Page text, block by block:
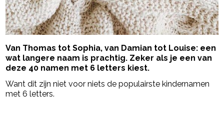
Van Thomas tot Sophia, van Damian tot Louise: een
wat langere naam is prachtig. Zeker als je een van
deze 40 namen met 6 letters kiest.
Want dit zijn niet voor niets de populairste kindernamen
met 6 letters.